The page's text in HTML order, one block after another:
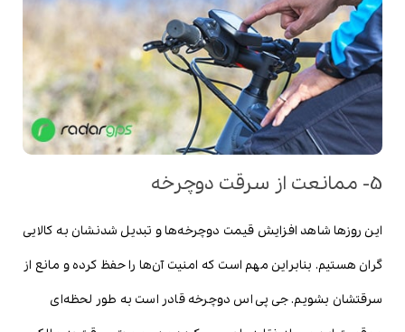
5- ممانعت از سرقت دوچرخه
این روزها شاهد افزایش قیمت دوچرخه‌ها و تبدیل شدنشان به کالایی
گران هستیم. بنابراین مهم است که امنیت آن‌ها را حفظ کرده و مانع از
سرقتشان بشویم. جی پی اس دوچرخه قادر است به طور لحظه‌ای